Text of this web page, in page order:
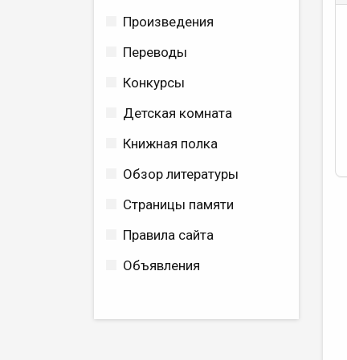
Произведения
Переводы
Конкурсы
Детская комната
Книжная полка
Обзор литературы
Страницы памяти
Правила сайта
Объявления